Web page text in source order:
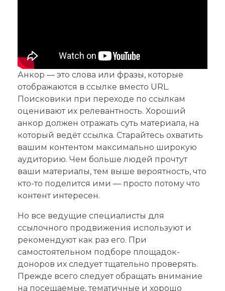
Анкор — это слова или фразы, которые
отображаются в ссылке вместо URL.
Поисковики при переходе по ссылкам
оценивают их релевантность. Хороший
анкор должен отражать суть материала, на
который ведёт ссылка. Старайтесь охватить
вашим контентом максимально широкую
аудиторию. Чем больше людей прочтут
ваши материалы, тем выше вероятность, что
кто-то поделится ими — просто потому что
контент интересен.
Но все ведущие специалисты для
ссылочного продвижения используют и
рекомендуют как раз его. При
самостоятельном подборе площадок-
доноров их следует тщательно проверять.
Прежде всего следует обращать внимание
на посещаемые, тематичные и хорошо